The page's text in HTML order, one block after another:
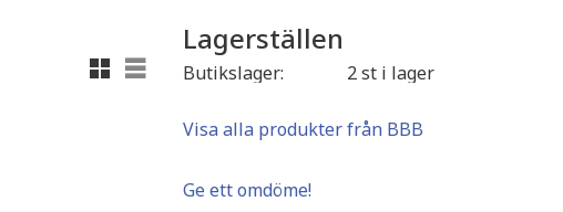
Rutnätsvy
Listvy
Lagerställen
Butikslager 2 st i lager
Visa alla produkter från BBB
Ge ett omdöme!